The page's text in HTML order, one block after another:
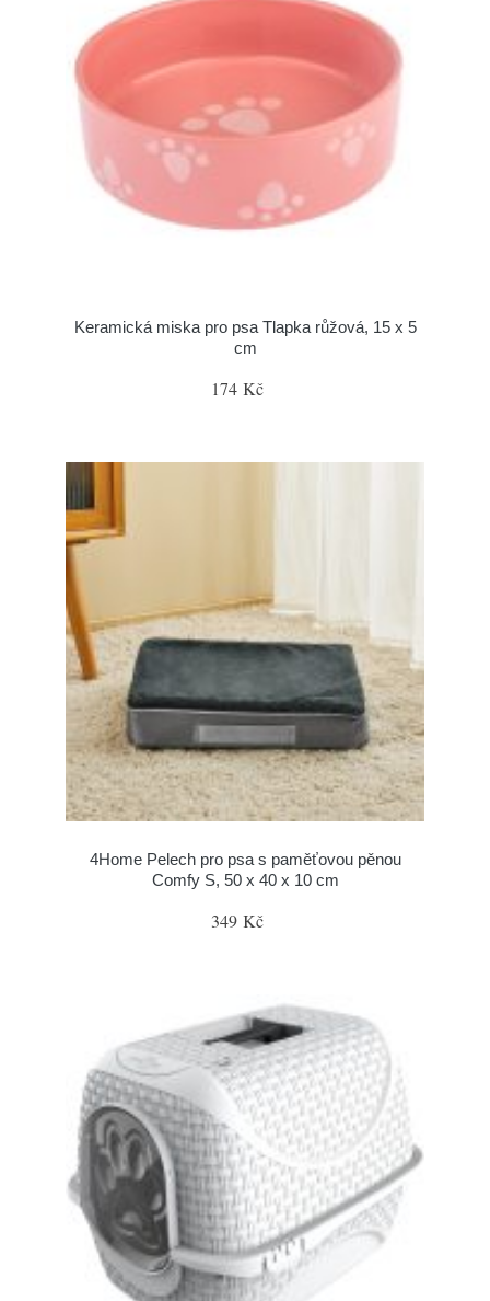
Keramická miska pro psa Tlapka růžová, 15 x 5
cm
174 Kč
4Home Pelech pro psa s paměťovou pěnou
Comfy S, 50 x 40 x 10 cm
349 Kč